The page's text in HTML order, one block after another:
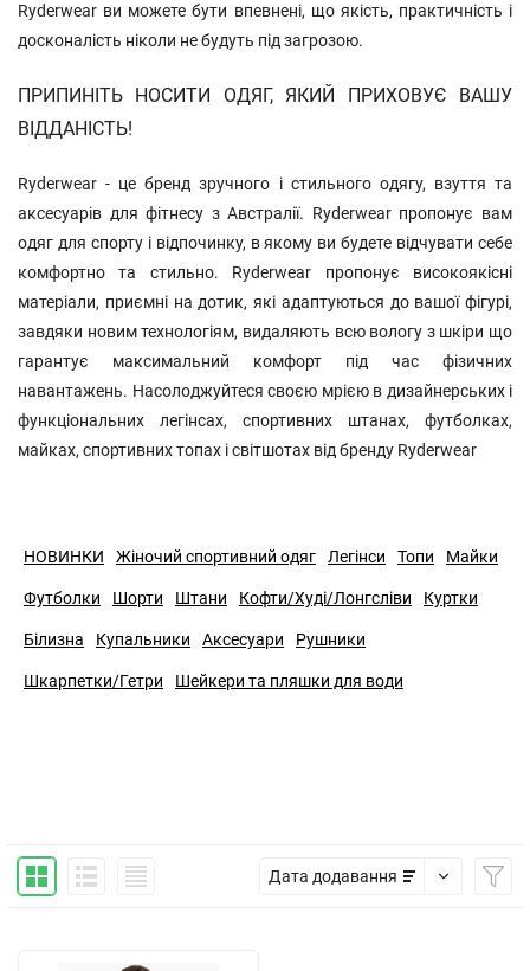
Ryderwear ви можете бути впевнені, що якість, практичність і
досконалість ніколи не будуть під загрозою.
ПРИПИНІТЬ НОСИТИ ОДЯГ, ЯКИЙ ПРИХОВУЄ ВАШУ
ВІДДАНІСТЬ!
Ryderwear - це бренд зручного і стильного одягу, взуття та
аксесуарів для фітнесу з Австралії. Ryderwear пропонує вам
одяг для спорту і відпочинку, в якому ви будете відчувати себе
комфортно та стильно. Ryderwear пропонує високоякісні
матеріали, приємні на дотик, які адаптуються до вашої фігурі,
завдяки новим технологіям, видаляють всю вологу з шкіри що
гарантує максимальний комфорт під час фізичних
навантажень. Насолоджуйтеся своєю мрією в дизайнерських і
функціональних легінсах, спортивних штанах, футболках,
майках, спортивних топах і світшотах від бренду Ryderwear
НОВИНКИ Жіночий спортивний одяг Легінси Топи Майки
Футболки Шорти Штани Кофти/Худі/Лонгсліви Куртки
Білизна Купальники Аксесуари Рушники
Шкарпетки/Гетри Шейкери та пляшки для води
Дата додавання